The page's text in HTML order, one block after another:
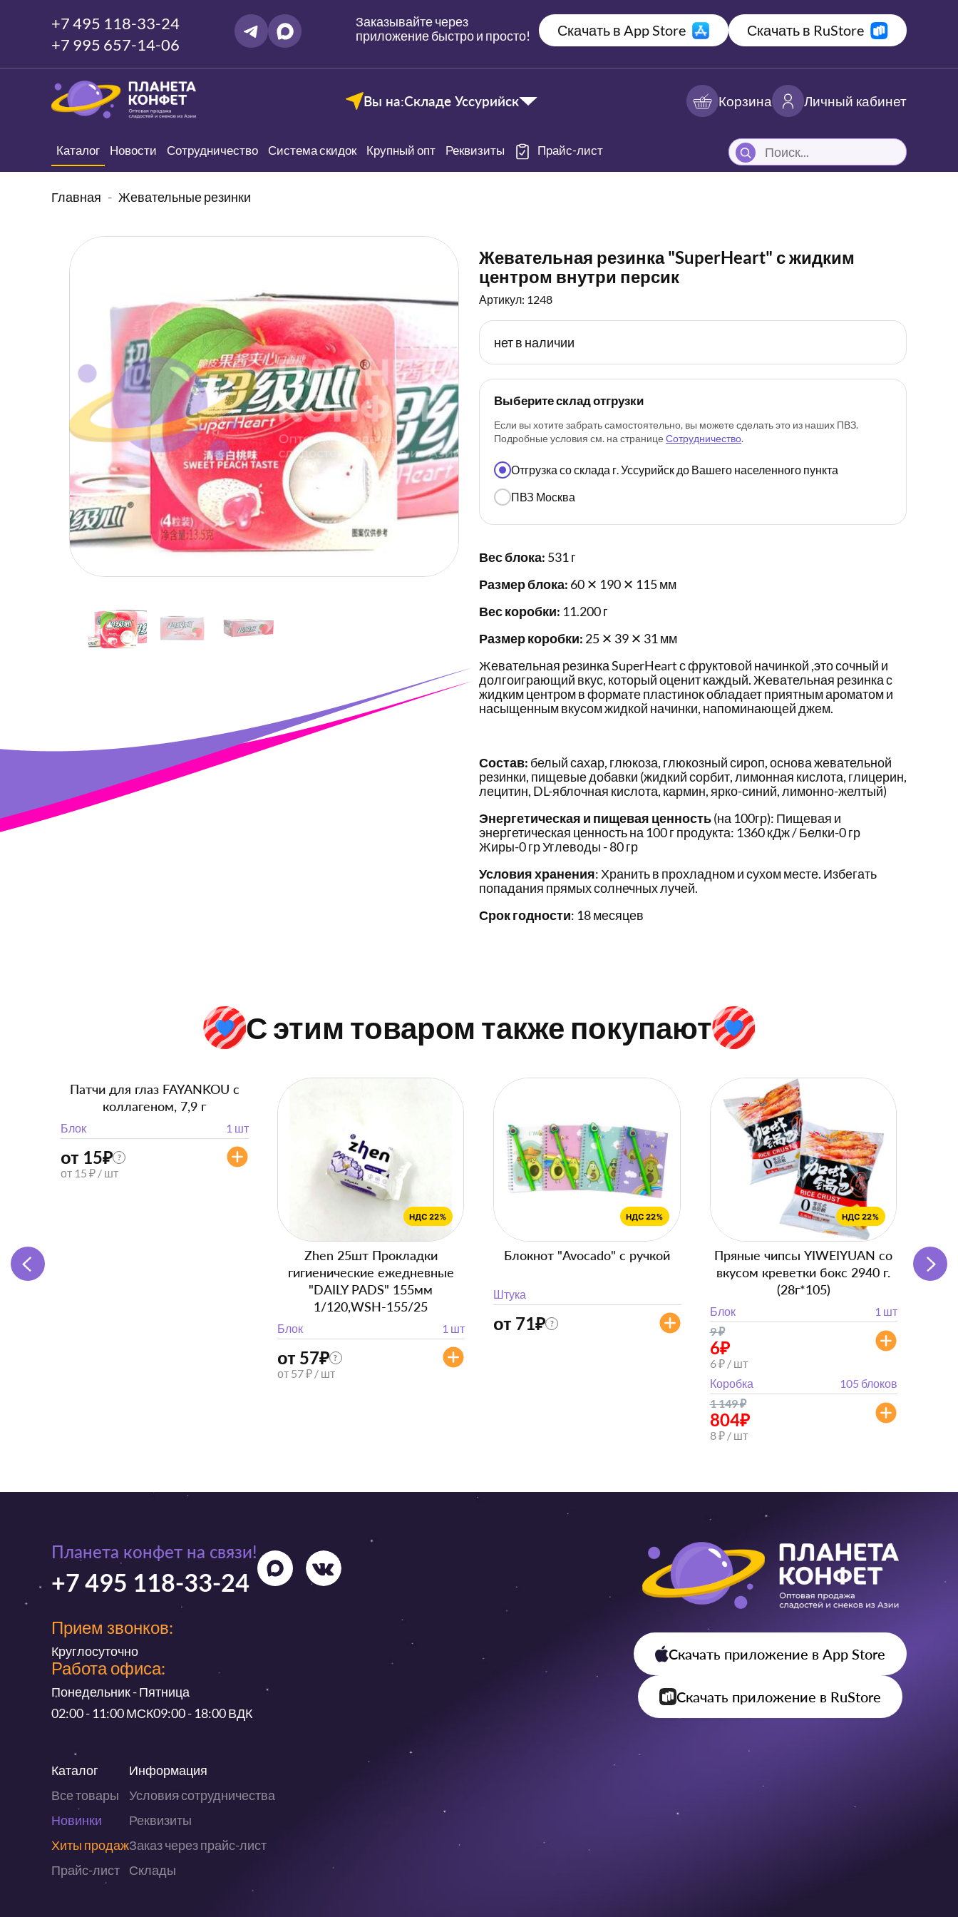
+7 495 118-33-24
+7 995 657-14-06
Заказывайте через
приложение быстро и просто!
Скачать в App Store Скачать в RuStore
Вы на:Складе Уссурийск Корзина Личный кабинет
Каталог Новости Сотрудничество Система скидок Крупный опт Реквизиты Прайс-лист
Главная Жевательные резинки
Жевательная резинка "SuperHeart" с жидким
центром внутри персик
Артикул: 1248
нет в наличии
Выберите склад отгрузки
Если вы хотите забрать самостоятельно, вы можете сделать это из наших ПВЗ.
Подробные условия см. на странице Сотрудничество.
Отгрузка со склада г. Уссурийск до Вашего населенного пункта
ПВЗ Москва
Вес блока: 531 г
Размер блока: 60 ✕ 190 ✕ 115 мм
Вес коробки: 11.200 г
Размер коробки: 25 ✕ 39 ✕ 31 мм
Жевательная резинка SuperHeart с фруктовой начинкой ,это сочный и
долгоиграющий вкус, который оценит каждый. Жевательная резинка с
жидким центром в формате пластинок обладает приятным ароматом и
насыщенным вкусом жидкой начинки, напоминающей джем.
Состав: белый сахар, глюкоза, глюкозный сироп, основа жевательной
резинки, пищевые добавки (жидкий сорбит, лимонная кислота, глицерин,
лецитин, DL-яблочная кислота, кармин, ярко-синий, лимонно-желтый)
Энергетическая и пищевая ценность(на 100гр): Пищевая и
энергетическая ценность на 100 г продукта: 1360 кДж / Белки-0 гр
Жиры-0 гр Углеводы - 80 гр
Условия хранения: Хранить в прохладном и сухом месте. Избегать
попадания прямых солнечных лучей.
Срок годности: 18 месяцев
С этим товаром также покупают
Патчи для глаз FAYANKOU с
коллагеном, 7,9 г
Блок 1 шт
от 15₽ ?
от 15 ₽ / шт
Zhen 25шт Прокладки
гигиенические ежедневные
"DAILY PADS" 155мм
1/120,WSH-155/25
Блок 1 шт
от 57₽ ?
от 57 ₽ / шт
Блокнот "Avocado" с ручкой
Штука
от 71₽ ?
Пряные чипсы YIWEIYUAN со
вкусом креветки бокс 2940 г.
(28г*105)
Блок
1 шт
9₽
6₽
6 ₽ / шт
Коробка
105 блоков
1 149₽
804₽
8 ₽ / шт
Планета конфет на связи!
+7 495 118-33-24
Прием звонков:
Круглосуточно
Работа офиса:
Понедельник - Пятница
02:00 - 11:00 МСК09:00 - 18:00 ВДК
Каталог
Все товары
Новинки
Хиты продаж
Прайс-лист
Информация
Условия сотрудничества
Реквизиты
Заказ через прайс-лист
Склады
Скачать приложение в App Store
Скачать приложение в RuStore